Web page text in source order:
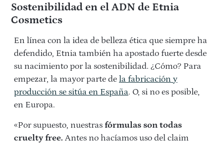
Sostenibilidad en el ADN de Etnia
Cosmetics
En línea con la idea de belleza ética que siempre ha
defendido, Etnia también ha apostado fuerte desde
su nacimiento por la sostenibilidad. ¿Cómo? Para
empezar, la mayor parte de la fabricación y
producción se sitúa en España. O, si no es posible,
en Europa.
«Por supuesto, nuestras fórmulas son todas
cruelty free. Antes no hacíamos uso del claim